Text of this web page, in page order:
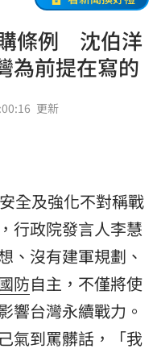
條例 沈伯洋
為前提在寫的
更新
全及強化不對稱戰
行政院發言人李慧
、沒有建軍規劃、
防自主，不僅將使
響台灣永續戰力。
氣到罵髒話，「我